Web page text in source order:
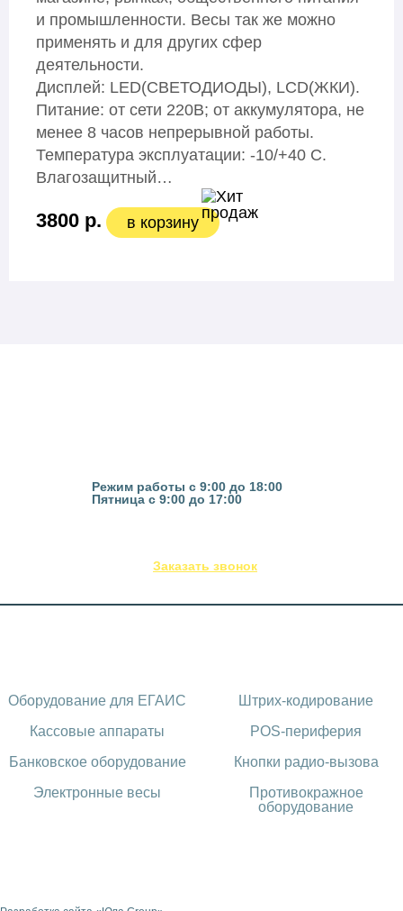
и промышленности. Весы так же можно
применять и для других сфер
деятельности.
Дисплей: LЕD(СВЕТОДИОДЫ), LСD(ЖКИ).
Питание: от сети 220В; от аккумулятора, не
менее 8 часов непрерывной работы.
Температура эксплуатации: -10/+40 С.
Влагозащитный…
3800 р. в корзину
Режим работы с 9:00 до 18:00
Пятница с 9:00 до 17:00
Заказать звонок
Оборудование для ЕГАИС
Кассовые аппараты
Банковское оборудование
Электронные весы
Штрих-кодирование
POS-периферия
Кнопки радио-вызова
Противокражное
оборудование